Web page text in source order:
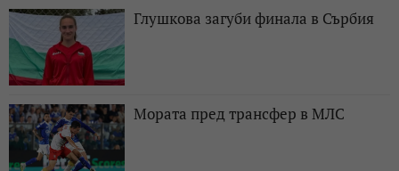
Глушкова загуби финала в Сърбия
Мората пред трансфер в МЛС